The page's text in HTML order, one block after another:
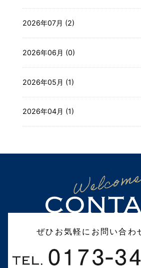
2026年07月 (2)
2026年06月 (0)
2026年05月 (1)
2026年04月 (1)
ぜひお気軽にお問い合わ